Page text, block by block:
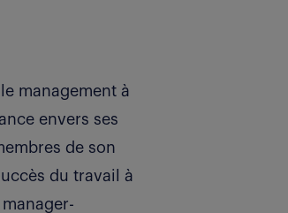
management à
envers ses
de son
du travail à